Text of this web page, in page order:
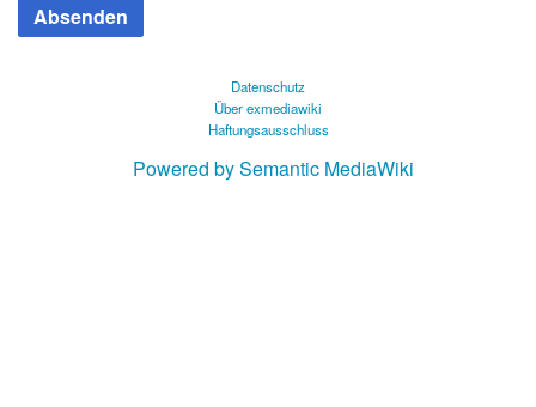
Absenden
Datenschutz
Über exmediawiki
Haftungsausschluss
Powered by Semantic MediaWiki